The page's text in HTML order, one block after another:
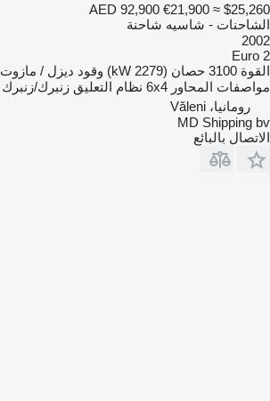
AED 92,900 €21,900 ≈ $25,260
الشاحنات - شاسيه شاحنة
2002
Euro 2
القوة 3100 حصان (2279 kW) وقود ديزل / مازوت
مواصفات المحاور 6x4 نظام التعليق زنبرك/زنبرك
رومانيا، Văleni
MD Shipping bv
الاتصال بالبائع